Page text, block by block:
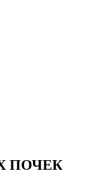
ПОЧЕК